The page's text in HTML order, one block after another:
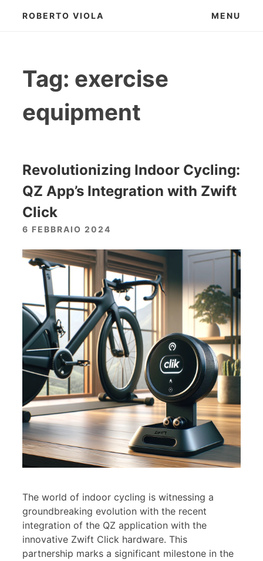
ROBERTO VIOLA MENU
Tag: exercise
equipment
Revolutionizing Indoor Cycling:
QZ App’s Integration with Zwift
Click
6 FEBBRAIO 2024
The world of indoor cycling is witnessing a
groundbreaking evolution with the recent
integration of the QZ application with the
innovative Zwift Click hardware. This
partnership marks a significant milestone in the